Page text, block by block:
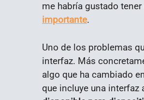
me habría gustado
importante.
Uno de los problemas
interfaz. Más
algo que ha cambiado
que incluye una interfaz